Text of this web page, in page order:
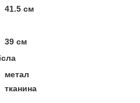
41.5 см
39 см
метал
тканина